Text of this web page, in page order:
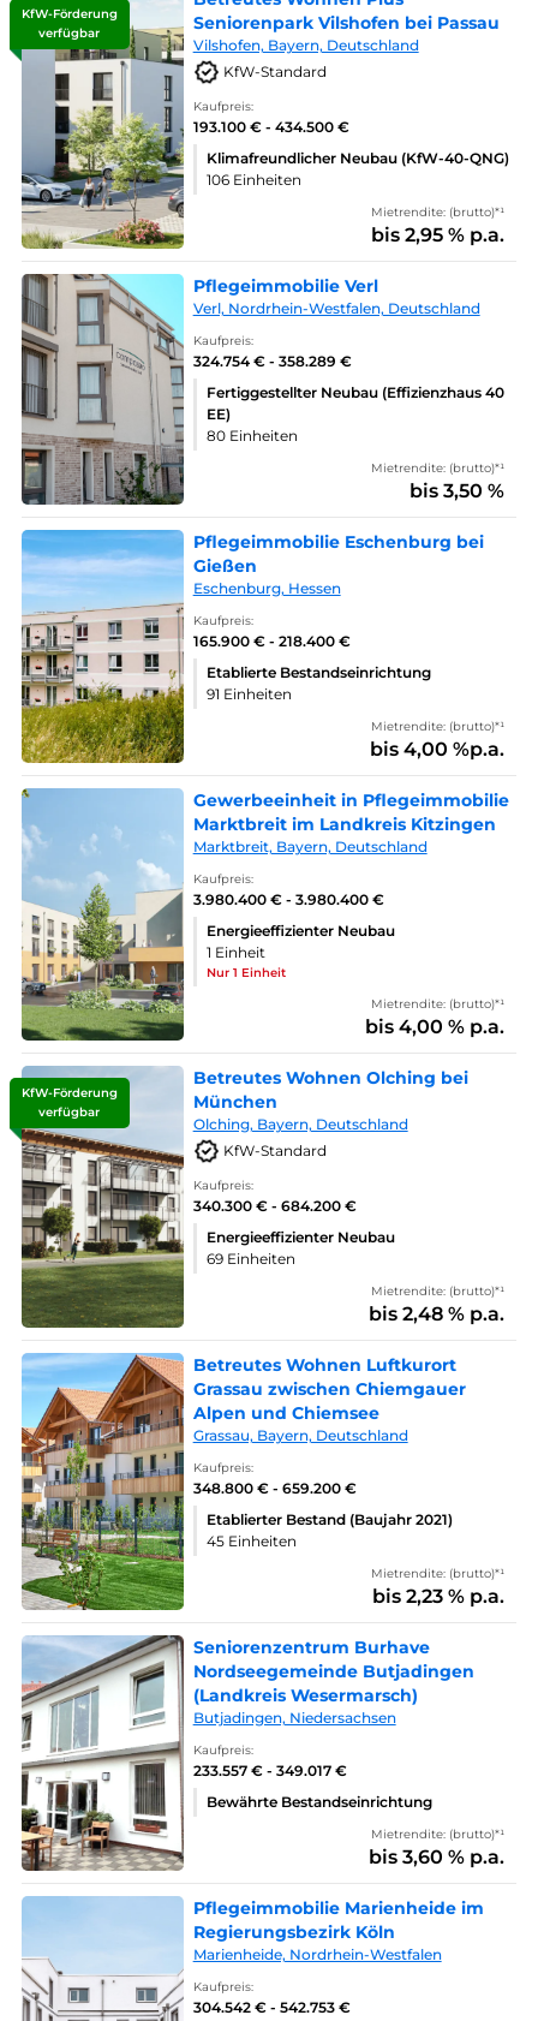
KfW-Förderung
verfügbar
Seniorenpark Vilshofen bei Passau
Vilshofen, Bayern, Deutschland
KfW-Standard
Kaufpreis:
193.100 € - 434.500 €
Klimafreundlicher Neubau (KfW-40-QNG)
106 Einheiten
Mietrendite: (brutto)*¹
bis 2,95 % p.a.
Pflegeimmobilie Verl
Verl, Nordrhein-Westfalen, Deutschland
Kaufpreis:
324.754 € - 358.289 €
Fertiggestellter Neubau (Effizienzhaus 40
EE)
80 Einheiten
Mietrendite: (brutto)*¹
bis 3,50 %
Pflegeimmobilie Eschenburg bei
Gießen
Eschenburg, Hessen
Kaufpreis:
165.900 € - 218.400 €
Etablierte Bestandseinrichtung
91 Einheiten
Mietrendite: (brutto)*¹
bis 4,00 %p.a.
Gewerbeeinheit in Pflegeimmobilie
Marktbreit im Landkreis Kitzingen
Marktbreit, Bayern, Deutschland
Kaufpreis:
3.980.400 € - 3.980.400 €
Energieeffizienter Neubau
1 Einheit
Nur 1 Einheit
Mietrendite: (brutto)*¹
bis 4,00 % p.a.
KfW-Förderung
verfügbar
Betreutes Wohnen Olching bei
München
Olching, Bayern, Deutschland
KfW-Standard
Kaufpreis:
340.300 € - 684.200 €
Energieeffizienter Neubau
69 Einheiten
Mietrendite: (brutto)*¹
bis 2,48 % p.a.
Betreutes Wohnen Luftkurort
Grassau zwischen Chiemgauer
Alpen und Chiemsee
Grassau, Bayern, Deutschland
Kaufpreis:
348.800 € - 659.200 €
Etablierter Bestand (Baujahr 2021)
45 Einheiten
Mietrendite: (brutto)*¹
bis 2,23 % p.a.
Seniorenzentrum Burhave
Nordseegemeinde Butjadingen
(Landkreis Wesermarsch)
Butjadingen, Niedersachsen
Kaufpreis:
233.557 € - 349.017 €
Bewährte Bestandseinrichtung
Mietrendite: (brutto)*¹
bis 3,60 % p.a.
Pflegeimmobilie Marienheide im
Regierungsbezirk Köln
Marienheide, Nordrhein-Westfalen
Kaufpreis:
304.542 € - 542.753 €